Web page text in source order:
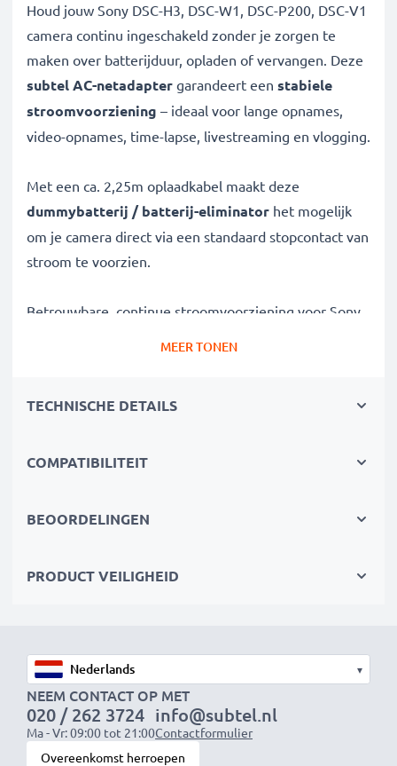
Houd jouw Sony DSC-H3, DSC-W1, DSC-P200, DSC-V1
camera continu ingeschakeld zonder je zorgen te
maken over batterijduur, opladen of vervangen. Deze
subtel AC-netadapter garandeert een stabiele
stroomvoorziening – ideaal voor lange opnames,
video-opnames, time-lapse, livestreaming en vlogging.
Met een ca. 2,25m oplaadkabel maakt deze
dummybatterij / batterij-eliminator het mogelijk
om je camera direct via een standaard stopcontact van
stroom te voorzien.
Betrouwbare, continue stroomvoorziening voor Sony
foto-/videobewerking, grote gegevensoverdracht of
✔Ondersteunt DC-opladen
(indien compatibel met
✔Perfect voor:Studiofotografie, videostreaming,
✔Gecertificeerde bescherming
oververhittings- en overspanningsbeveiliging
✔Hoogwaardige stekkermet een flexibele, stevige
kabel
MEER TONEN
TECHNISCHE DETAILS
COMPATIBILITEIT
BEOORDELINGEN
PRODUCT VEILIGHEID
▾
NEEM CONTACT OP MET
020 / 262 3724
Ma - Vr: 09:00 tot 21:00
info@subtel.nl
Contactformulier
Overeenkomst herroepen